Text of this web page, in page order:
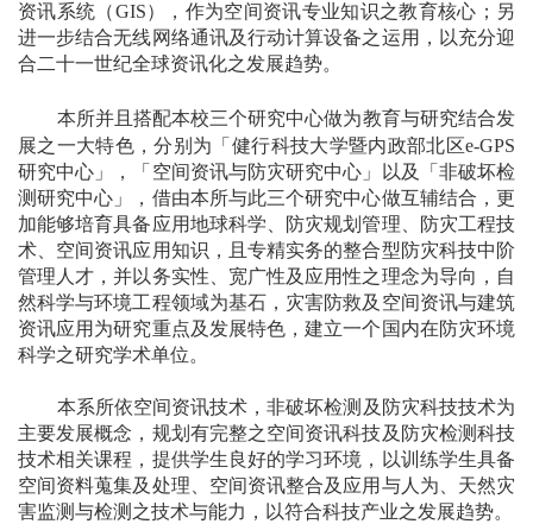
资讯系统（GIS），作为空间资讯专业知识之教育核心；另
进一步结合无线网络通讯及行动计算设备之运用，以充分迎
合二十一世纪全球资讯化之发展趋势。
本所并且搭配本校三个研究中心做为教育与研究结合发
展之一大特色，分别为「健行科技大学暨内政部北区e-GPS
研究中心」，「空间资讯与防灾研究中心」以及「非破坏检
测研究中心」，借由本所与此三个研究中心做互辅结合，更
加能够培育具备应用地球科学、防灾规划管理、防灾工程技
术、空间资讯应用知识，且专精实务的整合型防灾科技中阶
管理人才，并以务实性、宽广性及应用性之理念为导向，自
然科学与环境工程领域为基石，灾害防救及空间资讯与建筑
资讯应用为研究重点及发展特色，建立一个国内在防灾环境
科学之研究学术单位。
本系所依空间资讯技术，非破坏检测及防灾科技技术为
主要发展概念，规划有完整之空间资讯科技及防灾检测科技
技术相关课程，提供学生良好的学习环境，以训练学生具备
空间资料蒐集及处理、空间资讯整合及应用与人为、天然灾
害监测与检测之技术与能力，以符合科技产业之发展趋势。